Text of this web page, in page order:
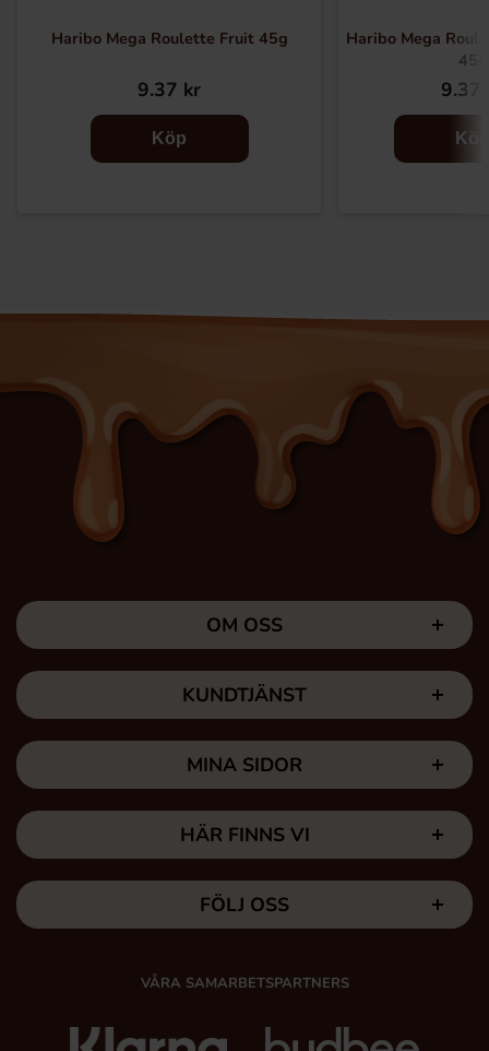
Haribo Mega Roulette Fruit 45g
9.37 kr
Köp
Haribo Mega
45g
9.37
Köp
OM OSS
KUNDTJÄNST
MINA SIDOR
HÄR FINNS VI
FÖLJ OSS
VÅRA SAMARBETSPARTNERS